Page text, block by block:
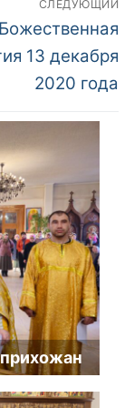
СЛЕДУЮЩИЙ
Следующий
Божественная
13 декабря
2020 года